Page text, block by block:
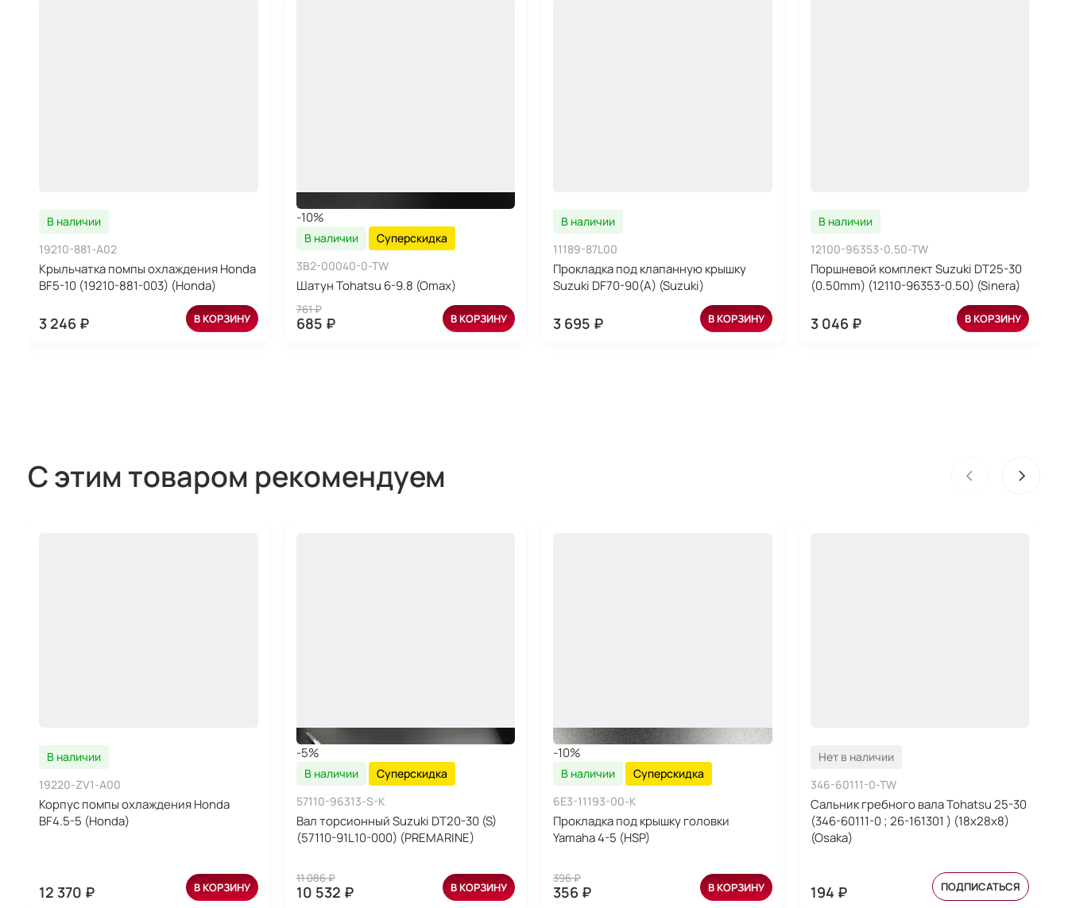
В наличии
19210-881-A02
Крыльчатка помпы охлаждения Honda
BF5-10 (19210-881-003) (Honda)
3 246 ₽ В КОРЗИНУ
-10%
В наличии
Суперскидка
3B2-00040-0-TW
Шатун Tohatsu 6-9.8 (Omax)
761 ₽
685 ₽ В КОРЗИНУ
В наличии
11189-87L00
Прокладка под клапанную крышку
Suzuki DF70-90(A) (Suzuki)
3 695 ₽ В КОРЗИНУ
В наличии
12100-96353-0.50-TW
Поршневой комплект Suzuki DT25-30
(0.50mm) (12110-96353-0.50) (Sinera)
3 046 ₽ В КОРЗИНУ
С этим товаром рекомендуем
В наличии
19220-ZV1-A00
Корпус помпы охлаждения Honda
BF4.5-5 (Honda)
12 370 ₽ В КОРЗИНУ
-5%
В наличии
Суперскидка
57110-96313-S-K
Вал торсионный Suzuki DT20-30 (S)
(57110-91L10-000) (PREMARINE)
11 086 ₽
10 532 ₽ В КОРЗИНУ
-10%
В наличии
Суперскидка
6E3-11193-00-K
Прокладка под крышку головки
Yamaha 4-5 (HSP)
396 ₽
356 ₽ В КОРЗИНУ
Нет в наличии
346-60111-0-TW
Сальник гребного вала Tohatsu 25-30
(346-60111-0 ; 26-161301 ) (18x28x8)
(Osaka)
194 ₽ ПОДПИСАТЬСЯ